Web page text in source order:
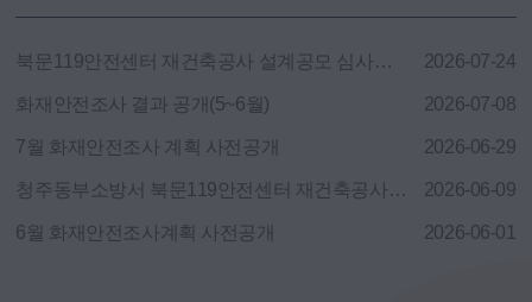
북문119안전센터 재건축공사 설계공모 심사결과 2026-07-24
화재안전조사 결과 공개(5~6월) 2026-07-08
7월 화재안전조사 계획 사전공개 2026-06-29
청주동부소방서 북문119안전센터 재건축공사 설계공모 지침서 일부 수정 안내사항 2026-06-09
6월 화재안전조사계획 사전공개 2026-06-01